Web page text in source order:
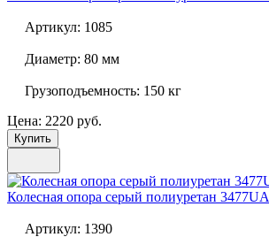
Артикул: 1085
Диаметр: 80 мм
Грузоподъемность: 150 кг
Цена: 2220 руб.
Купить
Колесная опора серый полиуретан
Артикул: 1390